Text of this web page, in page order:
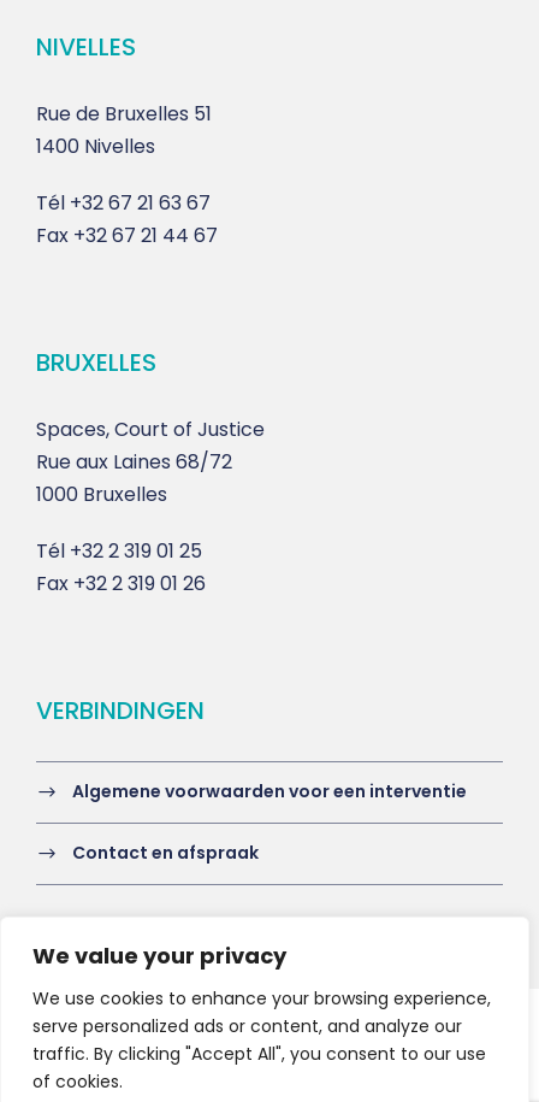
We value your privacy
We use cookies to enhance your browsing experience,
serve personalized ads or content, and analyze our
traffic. By clicking "Accept All", you consent to our use
of cookies.
NIVELLES
Rue de Bruxelles 51
1400 Nivelles
Tél +32 67 21 63 67
Fax +32 67 21 44 67
BRUXELLES
Spaces, Court of Justice
Rue aux Laines 68/72
1000 Bruxelles
Tél +32 2 319 01 25
Fax +32 2 319 01 26
VERBINDINGEN
Algemene voorwaarden voor een interventie
Contact en afspraak
Copyright 2021 HV-A, All Right Reserved